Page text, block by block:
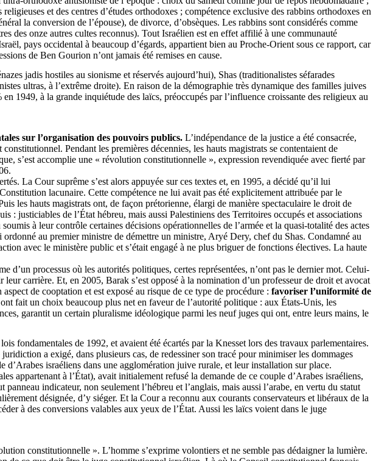
et des centres d’études orthodoxes ; compétence exclusive des rabbins orthodoxes en
la conversion de l’épouse), de divorce, d’obsèques. Les rabbins sont considérés comme
des onze autres cultes reconnus). Tout Israélien est en effet affilié à une communauté
pays occidental à beaucoup d’égards, appartient bien au Proche-Orient sous ce rapport, car
de Ben Gourion n’ont jamais été remises en cause.
jadis hostiles au sionisme et réservés aujourd’hui), Shas (traditionalistes séfarades
ultras, à l’extrême droite). En raison de la démographie très dynamique des familles juives
1949, à la grande inquiétude des laïcs, préoccupés par l’influence croissante des religieux au
sur l’organisation des pouvoirs publics. L’indépendance de la justice a été consacrée,
Pendant les premières décennies, les hauts magistrats se contentaient de
s’est accomplie une « révolution constitutionnelle », expression revendiquée avec fierté par
La Cour suprême s’est alors appuyée sur ces textes et, en 1995, a décidé qu’il lui
lacunaire. Cette compétence ne lui avait pas été explicitement attribuée par le
les hauts magistrats ont, de façon prétorienne, élargi de manière spectaculaire le droit de
: justiciables de l’État hébreu, mais aussi Palestiniens des Territoires occupés et associations
à leur contrôle certaines décisions opérationnelles de l’armée et la quasi-totalité des actes
au premier ministre de démettre un ministre, Aryé Dery, chef du Shas. Condamné au
avec le ministère public et s’était engagé à ne plus briguer de fonctions électives. La haute
processus où les autorités politiques, certes représentées, n’ont pas le dernier mot. Celui-
carrière. Et, en 2005, Barak s’est opposé à la nomination d’un professeur de droit et avocat
de cooptation et est exposé au risque de ce type de procédure : favoriser l’uniformité de
fait un choix beaucoup plus net en faveur de l’autorité politique : aux États-Unis, les
garantit un certain pluralisme idéologique parmi les neuf juges qui ont, entre leurs mains, le
fondamentales de 1992, et avaient été écartés par la Knesset lors des travaux parlementaires.
a exigé, dans plusieurs cas, de redessiner son tracé pour minimiser les dommages
d’Arabes israéliens dans une agglomération juive rurale, et leur installation sur place.
appartenant à l’État), avait initialement refusé la demande de ce couple d’Arabes israéliens,
indicateur, non seulement l’hébreu et l’anglais, mais aussi l’arabe, en vertu du statut
désignée, d’y siéger. Et la Cour a reconnu aux courants conservateurs et libéraux de la
à des conversions valables aux yeux de l’État. Aussi les laïcs voient dans le juge
constitutionnelle ». L’homme s’exprime volontiers et ne semble pas dédaigner la lumière.